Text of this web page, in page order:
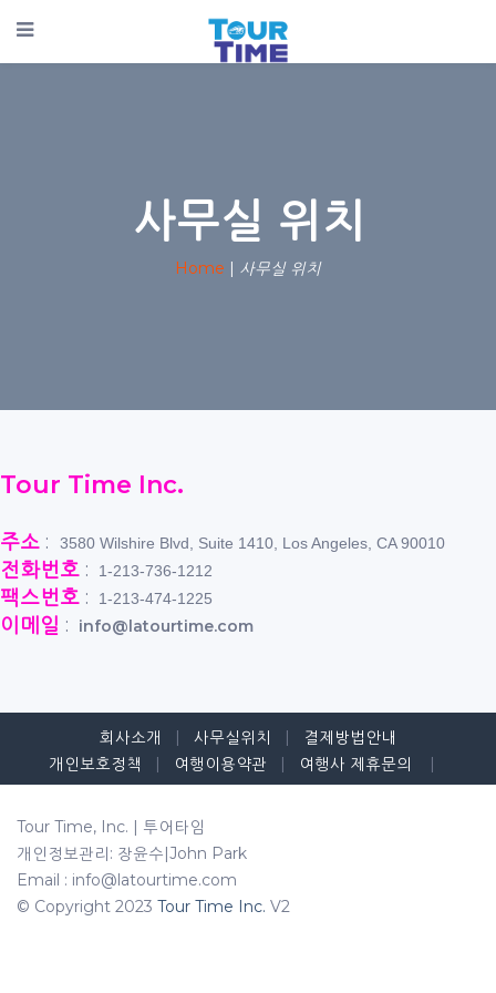
사무실 위치
Home | 사무실 위치
Tour Time Inc.
주소 : 3580 Wilshire Blvd, Suite 1410, Los Angeles, CA 90010
전화번호 : 1-213-736-1212
팩스번호 : 1-213-474-1225
이메일 : info@latourtime.com
회사소개 | 사무실위치 |
결제방법안내
개인보호정책 | 여행이용약관 | 여행사 제휴문의 |
Tour Time, Inc. | 투어타임
개인정보관리: 장윤수|John Park
Email : info@latourtime.com
© Copyright 2023 Tour Time Inc. V2